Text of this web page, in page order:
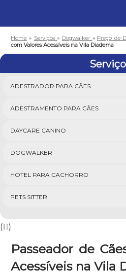
Home » Serviços» Dogwalker » Preço de
com Valores Acessíveis na Vila Diadema
ADESTRADOR PARA CÃES
ADESTRAMENTO PARA CÃES
DAYCARE CANINO
DOGWALKER
HOTEL PARA CACHORRO
PETS SITTER
(11)
Passeador de
Acessíveis na Vila